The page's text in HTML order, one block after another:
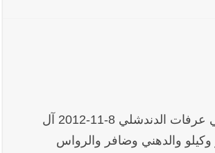
الحاج محمد علي عرفات الدندشلي 8-11-2012 آل
وكيلو والدهني وضافر والرواس